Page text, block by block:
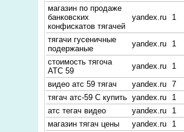
магазин по продаже
банковских
конфискатов тягачей
yandex.ru 1
тягачи гусеничные
подержаные
yandex.ru
1
стоимость тягоча
АТС 59
yandex.ru
1
видео атс 59 тягач
yandex.ru 7
тягач атс-59 С купить yandex.ru
1
атс тегач видео
yandex.ru
1
магазин тягач цены
yandex.ru
1